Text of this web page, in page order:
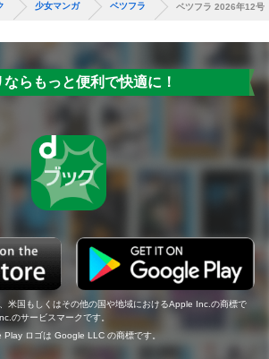
少女マンガ ベツフラ ベツフラ 2026年12号
ならもっと便利で快適に！
米国もしくはその他の国や地域におけるApple Inc.の商標で
のサービスマークです。
ロゴは Google LLC の商標です。